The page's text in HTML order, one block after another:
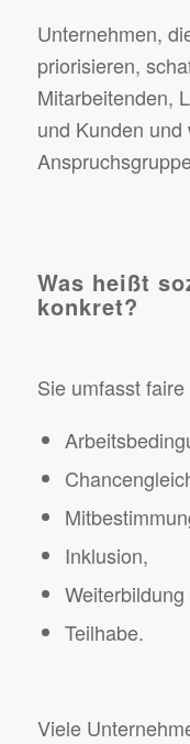
Unternehmen,
priorisieren,
Mitarbeitenden,
und Kunden
Was heißt
konkret?
Sie umfasst faire
Inklusion,
Weiterbildung
Teilhabe.
Viele